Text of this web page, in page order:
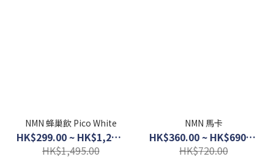
NMN 蜂巢飲 Pico White
HK$299.00 ~ HK$1,280.00
HK$1,495.00
NMN 馬卡
HK$360.00 ~ HK$690.00
HK$720.00